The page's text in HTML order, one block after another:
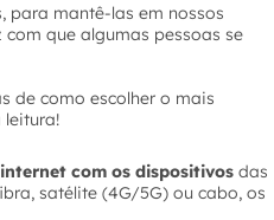
para mantê-las em nossos
com que algumas pessoas se
de como escolher o mais
leitura!
com os dispositivos das
satélite (4G/5G) ou cabo, os